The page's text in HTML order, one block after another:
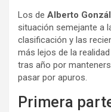
Los de Alberto
situación semejante a
clasificación y las
más lejos de la
tras año por
pasar por apuros.
Primera